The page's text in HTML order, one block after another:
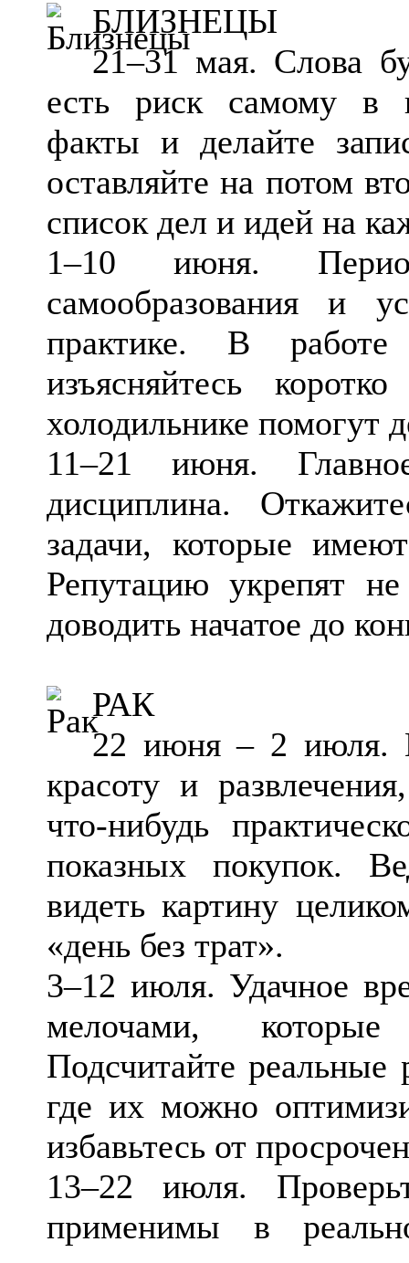
БЛИЗНЕЦЫ
21–31 мая. Слова
есть риск самому в
факты и делайте
оставляйте на потом
список дел и идей на
1–10 июня.
самообразования и
практике. В работе
изъясняйтесь
холодильнике помогут
11–21 июня.
дисциплина.
задачи, которые
Репутацию укрепят
доводить начатое до
РАК
22 июня – 2 июля.
красоту и
что-нибудь
показных покупок.
видеть картину
«день без трат».
3–12 июля. Удачное
мелочами,
Подсчитайте
где их можно
избавьтесь от
13–22 июля.
применимы в